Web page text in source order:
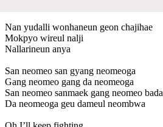
Nan yudalli wonhaneun geon chajihae
Mokpyo wireul nalji
Nallarineun anya
San neomeo san gyang neomeoga
Gang neomeo gang da neomeoga
San neomeo sanmaek gang neomeo bada
Da neomeoga geu dameul neombwa